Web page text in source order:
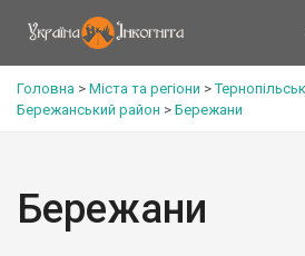
Головна > Міста та регіони >
Бережанський район > Бережани
Бережани